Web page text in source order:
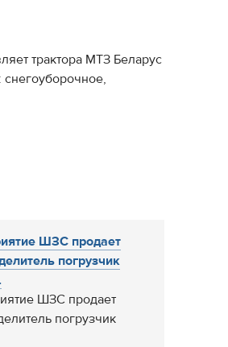
трактора МТЗ Беларус
снегоуборочное,
ШЗС продает
погрузчик
ШЗС продает
погрузчик